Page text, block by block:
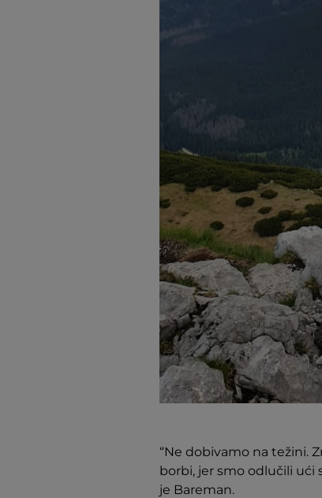
“Ne dobivamo na težini.
borbi, jer smo odlučili
je Bareman.